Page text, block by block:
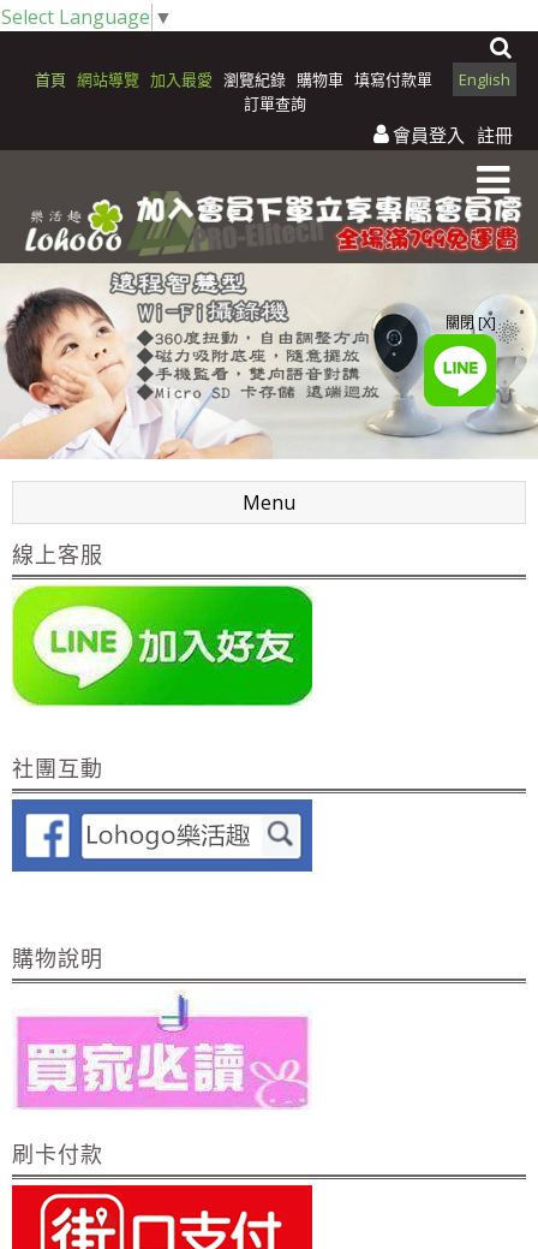
Select Language ▼
首頁 網站導覽 加入最愛 English
瀏覽紀錄 購物車 填寫付款單
訂單查詢
會員登入 註冊
Menu
線上客服
社團互動
購物說明
刷卡付款
關閉 [X]